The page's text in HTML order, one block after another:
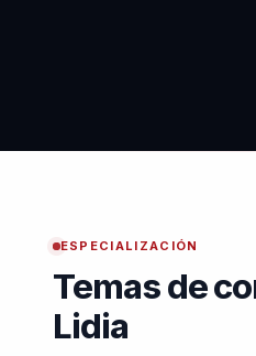
ESPECIALIZACIÓN
Temas de
Lidia